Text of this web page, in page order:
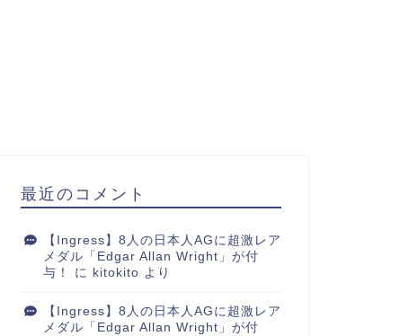
最近のコメント
【Ingress】8人の日本人AGに超激レア
メダル「Edgar Allan Wright」が付
与！
に kitokito より
【Ingress】8人の日本人AGに超激レア
メダル「Edgar Allan Wright」が付